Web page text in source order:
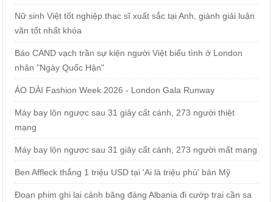
Nữ sinh Việt tốt nghiệp thạc sĩ xuất sắc tại Anh, giành giải luận
văn tốt nhất khóa
Báo CAND vạch trần sự kiện người Việt biểu tình ở London
nhân "Ngày Quốc Hận"
ÁO DÀI Fashion Week 2026 - London Gala Runway
Máy bay lộn ngược sau 31 giây cất cánh, 273 người thiệt
mạng
Máy bay lộn ngược sau 31 giây cất cánh, 273 người mất mạng
Ben Affleck thắng 1 triệu USD tại 'Ai là triệu phú' bản Mỹ
Đoạn phim ghi lại cảnh băng đảng Albania đi cướp trại cần sa